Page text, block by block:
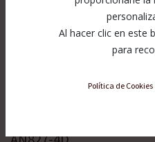
[AN827-4D] An
AN827-4D
Al hacer clic en este
para
Política de Cookies